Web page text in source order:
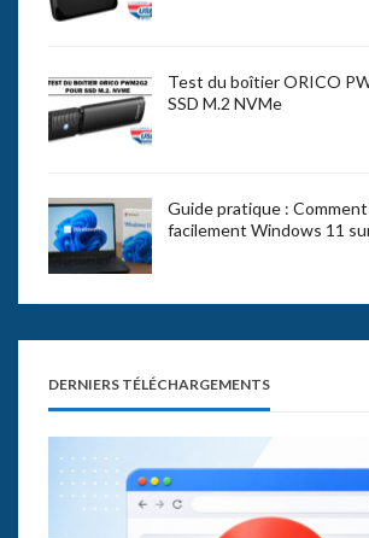
Test du boîtier ORICO
SSD M.2 NVMe
Guide pratique :
facilement Windows 11
DERNIERS TÉLÉCHARGEMENTS